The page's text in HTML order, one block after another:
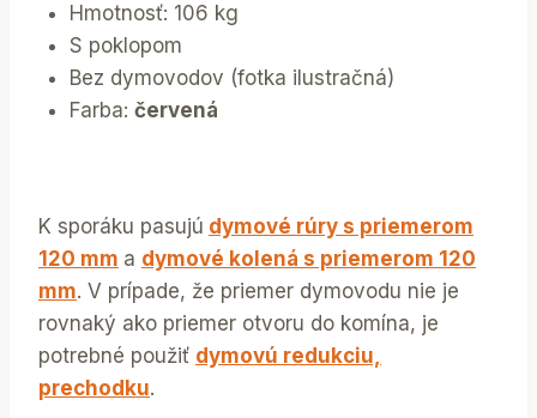
Hmotnosť: 106 kg
S poklopom
Bez dymovodov (fotka ilustračná)
Farba: červená
K sporáku pasujú dymové rúry s priemerom
120 mm a dymové kolená s priemerom 120
mm. V prípade, že priemer dymovodu nie je
rovnaký ako priemer otvoru do komína, je
potrebné použiť dymovú redukciu,
prechodku.